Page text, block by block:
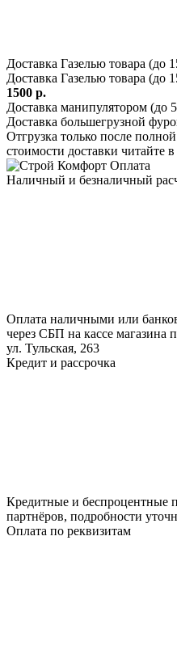
Доставка Газелью товара (до
Доставка Газелью товара (до
1500 р.
Доставка манипулятором (до
Доставка большегрузной
Отгрузка только после
стоимости доставки читайте в
Оплата
Наличный и безналичный
Оплата наличными или
через СБП на кассе магазина
ул. Тульская, 263
Кредит и рассрочка
Кредитные и беспроцентные
партнёров, подробности
Оплата по реквизитам